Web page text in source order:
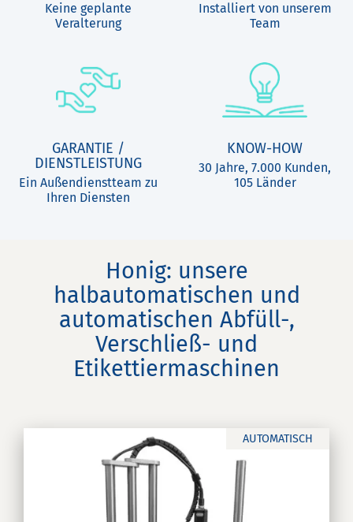
Keine geplante
Veralterung
Installiert von unserem
Team
GARANTIE /
DIENSTLEISTUNG
Ein Außendienstteam zu
Ihren Diensten
KNOW-HOW
30 Jahre, 7.000 Kunden,
105 Länder
Honig: unsere
halbautomatischen und
automatischen Abfüll-,
Verschließ- und
Etikettiermaschinen
AUTOMATISCH